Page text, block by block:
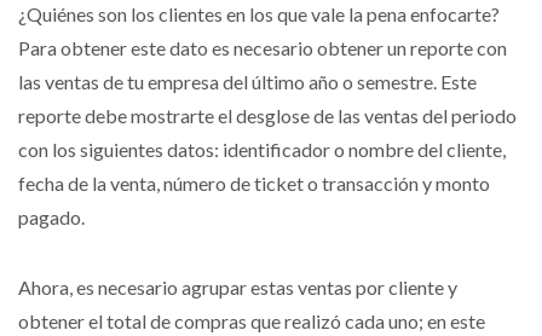
¿Quiénes son los clientes en los que vale la pena enfocarte?
Para obtener este dato es necesario obtener un reporte con
las ventas de tu empresa del último año o semestre. Este
reporte debe mostrarte el desglose de las ventas del periodo
con los siguientes datos: identificador o nombre del cliente,
fecha de la venta, número de ticket o transacción y monto
pagado.
Ahora, es necesario agrupar estas ventas por cliente y
obtener el total de compras que realizó cada uno; en este